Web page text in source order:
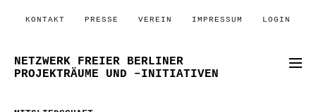
KONTAKT PRESSE VEREIN IMPRESSUM LOGIN
NETZWERK FREIER BERLINER
PROJEKTRÄUME UND –INITIATIVEN